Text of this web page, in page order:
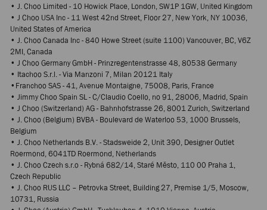
• J. Choo Limited - 10 Howick Place, London, SW1P 1GW, United Kingdom
• J Choo USA Inc - 11 West 42nd Street, Floor 27, New York, NY 10036,
United States of America
• J. Choo Canada Inc - 840 Howe Street (suite 1100) Vancouver, BC, V6Z
2MI, Canada
• J Choo Germany GmbH - Prinzregentenstrasse 48, 80538 Germany
• Itachoo S.r.l. - Via Manzoni 7, Milan 20121 Italy
•Franchoo SAS - 41, Avenue Montaigne, 75008, Paris, France
• Jimmy Choo Spain SL - C/Claudio Coello, no 91, 28006, Madrid, Spain
• J Choo (Switzerland) AG - Bahnhofstrasse 26, 8001 Zurich, Switzerland
• J. Choo (Belgium) BVBA - Boulevard de Waterloo 53, 1000 Brussels,
Belgium
• J. Choo Netherlands B.V. - Stadsweide 2, Unit 390, Designer Outlet
Roermond, 6041TD Roermond, Netherlands
• J. Choo Czech s.r.o - Rybná 682/14, Staré Město, 110 00 Praha 1,
Czech Republic
• J. Choo RUS LLC – Petrovka Street, Building 27, Premise 1/5, Moscow,
10731, Russia